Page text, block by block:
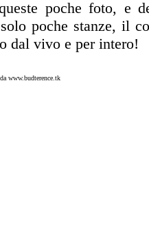
poche foto, e
poche stanze, il
dal vivo e per intero!
www.budterence.tk